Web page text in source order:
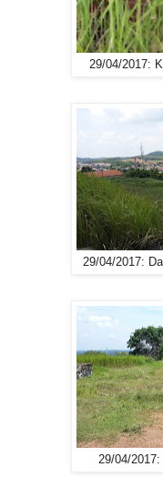
29/04/2017:
29/04/2017:
29/04/